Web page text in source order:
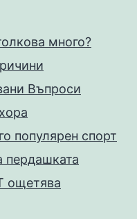
много?
Въпроси
популярен спорт
пердашката
ощетява